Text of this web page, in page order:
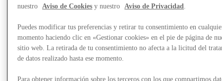
nuestro
Aviso de Cookies y nuestro Aviso de Privacidad
Puedes modificar tus preferencias y retirar tu consentimiento en
momento haciendo clic en «Gestionar cookies» en el pie de página de
sitio web. La retirada de tu consentimiento no afecta a la licitud del
de datos realizado hasta ese momento.
Para obtener información sobre los terceros con los que compartimos